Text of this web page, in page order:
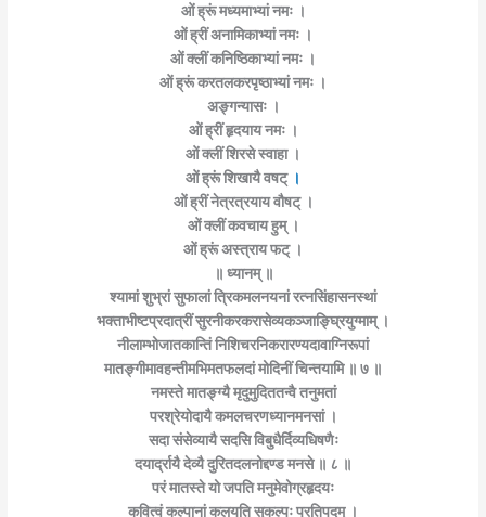
ओं ह्रूं मध्यमाभ्यां नमः ।
ओं ह्रीं अनामिकाभ्यां नमः ।
ओं क्लीं कनिष्ठिकाभ्यां नमः ।
ओं ह्रूं करतलकरपृष्ठाभ्यां नमः ।
अङ्गन्यासः ।
ओं ह्रीं हृदयाय नमः ।
ओं क्लीं शिरसे स्वाहा ।
ओं ह्रूं शिखायै वषट् ।
ओं ह्रीं नेत्रत्रयाय वौषट् ।
ओं क्लीं कवचाय हुम् ।
ओं ह्रूं अस्त्राय फट् ।
॥ ध्यानम् ॥
श्यामां शुभ्रां सुफालां त्रिकमलनयनां रत्नसिंहासनस्थां
भक्ताभीष्टप्रदात्रीं सुरनीकरकरासेव्यकञ्जाङ्घ्रियुग्माम् ।
नीलाम्भोजातकान्तिं निशिचरनिकरारण्यदावाग्निरूपां
मातङ्गीमावहन्तीमभिमतफलदां मोदिनीं चिन्तयामि ॥ ७ ॥
नमस्ते मातङ्ग्यै मृदुमुदिततन्वै तनुमतां
परश्रेयोदायै कमलचरणध्यानमनसां ।
सदा संसेव्यायै सदसि विबुधैर्दिव्यधिषणैः
दयार्द्रायै देव्यै दुरितदलनोद्दण्ड मनसे ॥ ८ ॥
परं मातस्ते यो जपति मनुमेवोग्रहृदयः
कवित्वं कल्पानां कलयति सुकल्पः प्रतिपदम् ।